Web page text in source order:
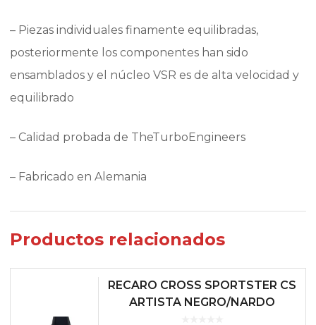
– Piezas individuales finamente equilibradas,
posteriormente los componentes han sido
ensamblados y el núcleo VSR es de alta velocidad y
equilibrado
– Calidad probada de TheTurboEngineers
– Fabricado en Alemania
Productos relacionados
RECARO CROSS SPORTSTER CS
ARTISTA NEGRO/NARDO